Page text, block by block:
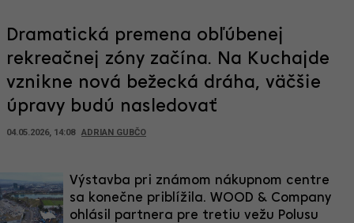
Dramatická premena obľúbenej
rekreačnej zóny začína. Na Kuchajde
vznikne nová bežecká dráha, väčšie
úpravy budú nasledovať
04.05.2026, 14:08 ADRIAN GUBČO
Výstavba pri známom nákupnom centre
sa konečne priblížila. WOOD & Company
ohlásil partnera pre tretiu vežu Polusu